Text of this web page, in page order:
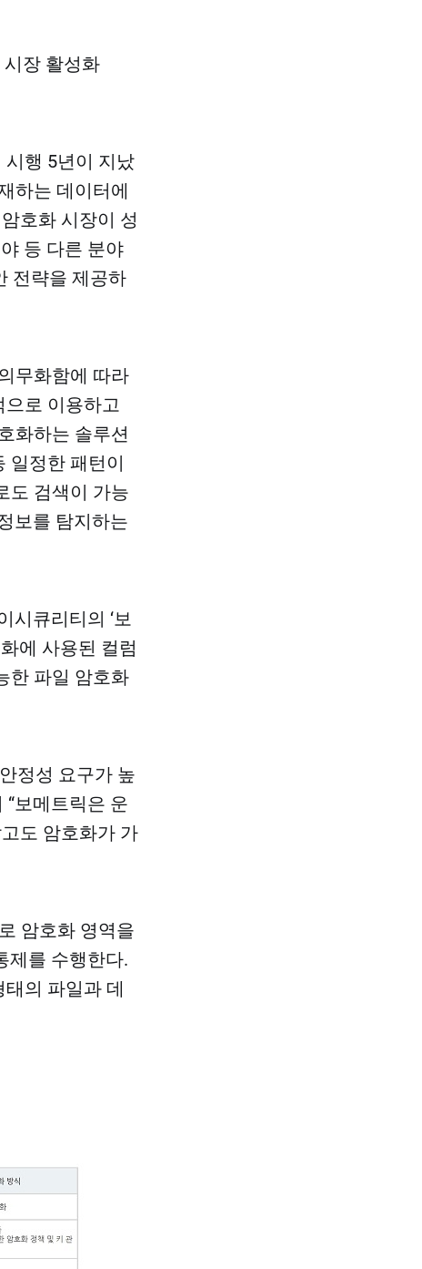
장 활성화
행 5년이 지났
하는 데이터에
호화 시장이 성
등 다른 분야
전략을 제공하
무화함에 따라
로 이용하고
화하는 솔루션
일정한 패턴이
도 검색이 가능
보를 탐지하는
시큐리티의 ‘보
에 사용된 컬럼
한 파일 암호화
정성 요구가 높
보메트릭은 운
도 암호화가 가
암호화 영역을
제를 수행한다.
의 파일과 데